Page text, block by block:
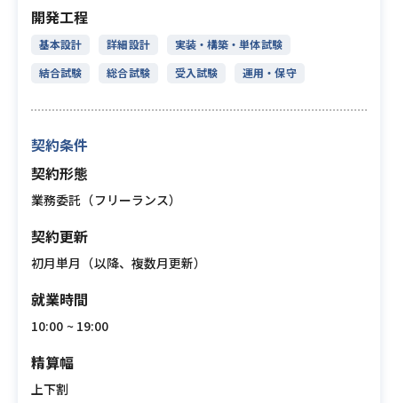
開発工程
基本設計 詳細設計
実装・構築・単体試験
結合試験
総合試験 受入試験 運用・保守
契約条件
契約形態
業務委託（フリーランス）
契約更新
初月単月（以降、複数月更新）
就業時間
10:00 ~ 19:00
精算幅
上下割